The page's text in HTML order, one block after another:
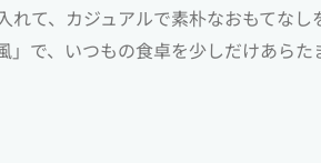
れて、カジュアルで素朴なおもてなし
」で、いつもの食卓を少しだけあらた